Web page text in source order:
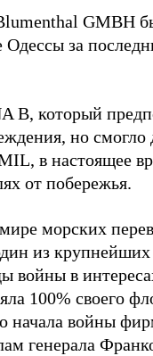
GMBH
за
B, который
но смогло
в настоящее
от побережья.
морских
из крупнейших
войны в
100% своего
начала войны
генерала